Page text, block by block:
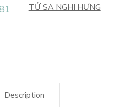
TỬ SA NGHI HƯNG
Description